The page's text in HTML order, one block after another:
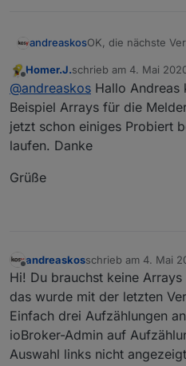
andreaskosOK, die nächste
Die Melder
by default von
Nächstest ToDo:
in 3 JSON-Strings,
Außenhaut und
Offline
Homer.J.schrieb am 4. Mai
zuletzt editiert von
@andreaskos Hallo Andreas
Beispiel Arrays für die
jetzt schon einiges Probiert
laufen. Danke
Grüße
Offline
andreaskosschrieb am 4. Mai
zuletzt editiert von
Hi! Du brauchst keine
das wurde mit der letzten
Einfach drei Aufzählungen
ioBroker-Admin auf
Auswahl links nicht